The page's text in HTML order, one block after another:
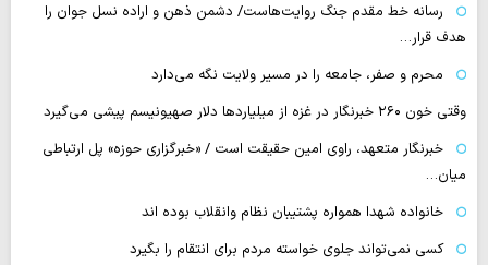
رسانه‌ خط مقدم جنگ روایت‌هاست/ دشمن ذهن و اراده نسل جوان را
هدف قرار…
محرم و صفر، جامعه را در مسیر ولایت نگه می‌دارد
وقتی خون ۲۶۰ خبرنگار در غزه از میلیاردها دلار صهیونیسم پیشی می‌گیرد
خبرنگار متعهد، راوی امین حقیقت است / «خبرگزاری حوزه» پل ارتباطی
میان…
خانواده شهدا همواره پشتیبان نظام وانقلاب بوده اند
کسی نمی‌تواند جلوی خواسته مردم برای انتقام را بگیرد